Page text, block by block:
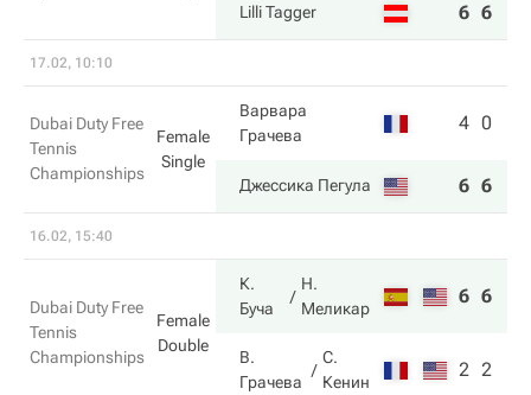
Lilli Tagger 6 6
17.02, 10:10
Dubai Duty Free
Tennis
Championships
Female
Single
Варвара
Грачева
4 0
Джессика Пегула 6 6
16.02, 15:40
Dubai Duty Free
Tennis
Championships
Female
Double
К.
Буча
Н.
Меликар
6 6
В.
Грачева
С.
Кенин
2 2